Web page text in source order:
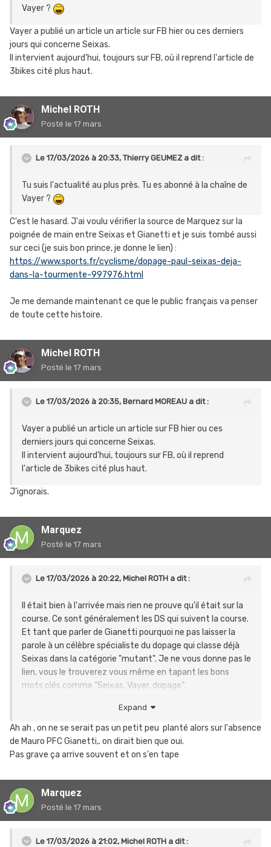
Vayer ?
Vayer a publié un article un article sur FB hier ou ces derniers
jours qui concerne Seixas.
Il intervient aujourd'hui, toujours sur FB, où il reprend l'article de
3bikes cité plus haut.
Michel ROTH
Posté le 17 mars
Le 17/03/2026 à 20:33, Thierry GEUMEZa dit :
Tu suis l'actualité au plus près. Tu es abonné à la chaîne de
Vayer ?
C'est le hasard. J'ai voulu vérifier la source de Marquez sur la
poignée de main entre Seixas et Gianetti et je suis tombé aussi
sur ceci (je suis bon prince, je donne le lien) :
https://www.sports.fr/cyclisme/dopage-paul-seixas-deja-
dans-la-tourmente-997976.html
Je me demande maintenant ce que le public français va penser
de toute cette histoire.
Michel ROTH
Posté le 17 mars
Le 17/03/2026 à 20:35, Bernard MOREAU a dit :
Vayer a publié un article un article sur FB hier ou ces
derniers jours qui concerne Seixas.
Il intervient aujourd'hui, toujours sur FB, où il reprend
l'article de 3bikes cité plus haut.
J'ignorais.
Marquez
Posté le 17 mars
Le 17/03/2026 à 20:22, Michel ROTH a dit :
Il était bien à l'arrivée mais rien ne prouve qu'il était sur la
course. Ce sont généralement les DS qui suivent la course.
Et tant que parler de Gianetti pourquoi ne pas laisser la
parole à un célèbre spécialiste du dopage qui classe déjà
Seixas dans la catégorie "mutant". Je ne vous donne pas le
lien, vous le trouverez vous même en tapant les bons
mots clés comme "Seixas, Vayer, dopage".
Correction : non pas "mutant", mais un cran plus haut
"alien".
Expand
Ah ah , on ne se serait pas un petit peu planté alors sur l'absence
de Mauro PFC Gianetti,. on dirait bien que oui.
Pas grave ça arrive souvent et on s'en tape
Marquez
Posté le 17 mars
Le 17/03/2026 à 21:02, Michel ROTH a dit :